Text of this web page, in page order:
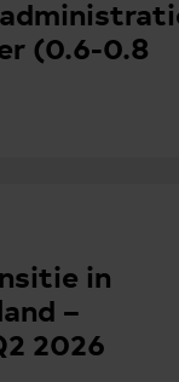
(0.6-0.8
in
–
2026